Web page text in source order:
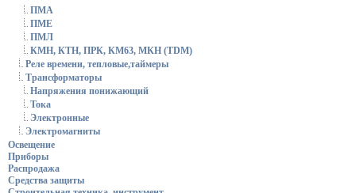
ПМА
ПМЕ
ПМЛ
КМН, КТН, ПРК, КМ63, МКН (TDM)
Реле времени, тепловые,таймеры
Трансформаторы
Напряжения понижающий
Тока
Электронные
Электромагниты
Освещение
Приборы
Распродажа
Средства защиты